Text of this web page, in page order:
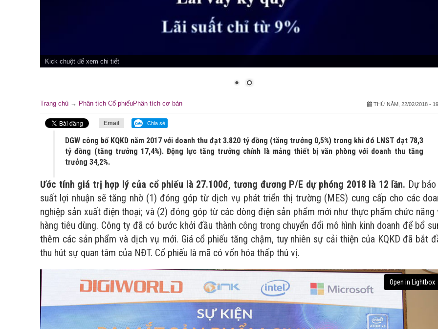
Kick chuột để xem chi tiết
Trang chủ → Phân tích Cổ phiếuPhân tích cơ bản THỨ NĂM, 22/02/2018 -
Email Chia sẻ
DGW công bố KQKD năm 2017 với doanh thu đạt 3.820 tỷ đồng (tăng trưởng 0,5%) trong khi đó LNST đạt 78,3
tỷ đồng (tăng trưởng 17,4%). Động lực tăng trưởng chính là mảng thiết bị văn phòng với doanh thu tăng
trưởng 34,2%.
Ước tính giá trị hợp lý của cổ phiếu là 27.100đ, tương đương P/E dự phóng 2018 là 12 lần. Dự
suất lợi nhuận sẽ tăng nhờ (1) đóng góp từ dịch vụ phát triển thị trường (MES) cung cấp cho các
nghiệp sản xuất điện thoại; và (2) đóng góp từ các dòng điện sản phẩm mới như thực phẩm chức năng
hàng tiêu dùng. Công ty đã có bước khởi đầu thành công trong chuyển đổi mô hình kinh doanh để bổ
thêm các sản phẩm và dịch vụ mới. Giá cổ phiếu tăng chậm, tuy nhiên sự cải thiện của KQKD đã bắt
thu hút sự quan tâm của NĐT. Cổ phiếu là mã có vốn hóa thấp thú vị.
Open in Lightbox